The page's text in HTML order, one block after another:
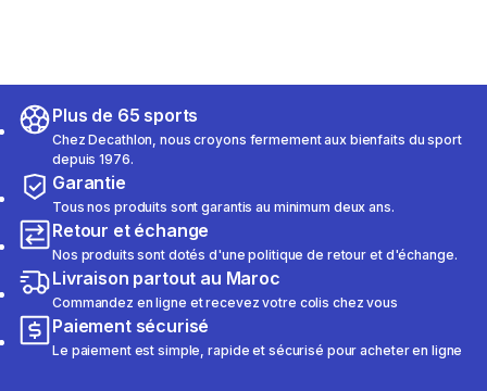
Plus de 65 sports
Chez Decathlon, nous croyons fermement aux bienfaits du sport
depuis 1976.
Garantie
Tous nos produits sont garantis au minimum deux ans.
Retour et échange
Nos produits sont dotés d'une politique de retour et d'échange.
Livraison partout au Maroc
Commandez en ligne et recevez votre colis chez vous
Paiement sécurisé
Le paiement est simple, rapide et sécurisé pour acheter en ligne